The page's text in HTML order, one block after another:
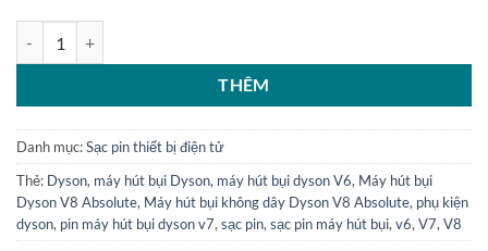
THÊM
Danh mục:Sạc pin thiết bị điện tử
Thẻ: Dyson, máy hút bụi Dyson, máy hút bụi dyson V6, Máy hút bụi
Dyson V8 Absolute, Máy hút bụi không dây Dyson V8 Absolute, phụ kiện
dyson, pin máy hút bụi dyson v7,sạc pin,sạc pin máy hút bụi,v6,V7,V8